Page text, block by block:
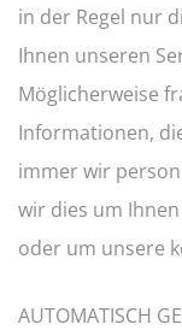
in der Regel nur
Ihnen unseren
Möglicherweise
Informationen,
immer wir
wir dies um
oder um unsere
AUTOMATISCH